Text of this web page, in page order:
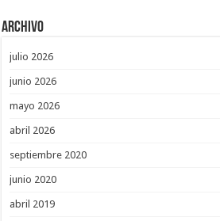
Archivo
julio 2026
junio 2026
mayo 2026
abril 2026
septiembre 2020
junio 2020
abril 2019